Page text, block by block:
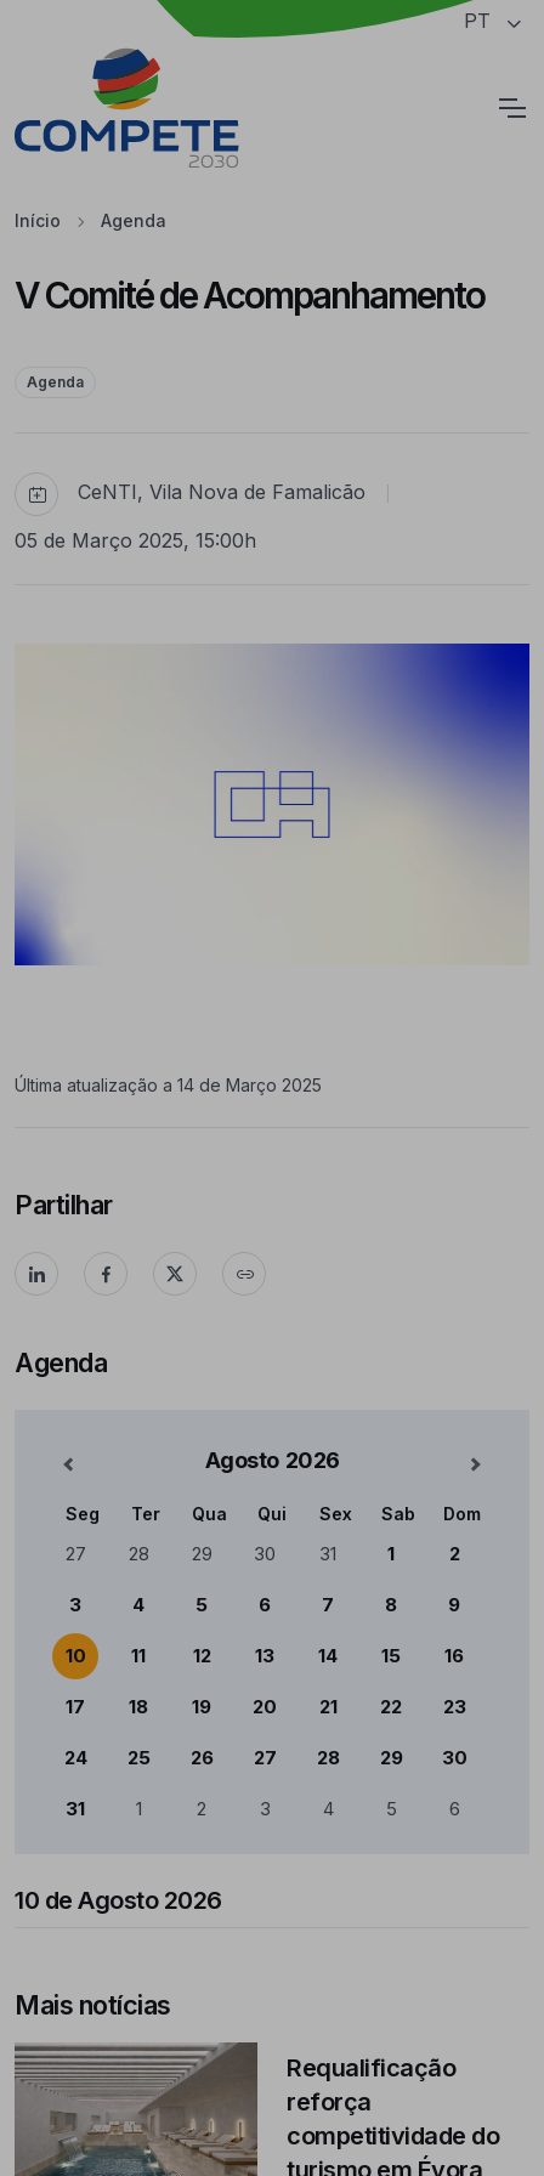
Saltar para o conteúdo principal da página PT
Início Agenda
V Comité de Acompanhamento
Agenda
CeNTI, Vila Nova de Famalicão
05 de Março 2025, 15:00h
Última atualização a 14 de Março 2025
Partilhar
Agenda
Agosto 2026 Mês
Calendário
Seg Ter Qua Qui Sex Sab Dom
27 28 29 30 31 1 2
3 4 5 6 7 8 9
10 11 12 13 14 15 16
17 18 19 20 21 22 23
24 25 26 27 28 29 30
31 1 2 3 4 5 6
10 de Agosto 2026
Mais notícias
Requalificação
reforça
competitividade do
turismo em Évora